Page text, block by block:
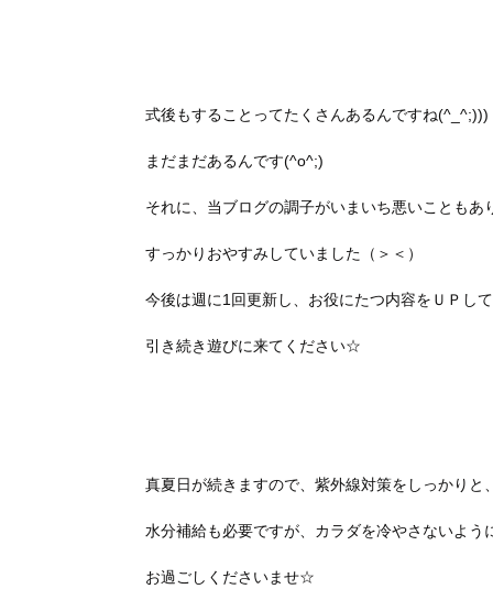
式後もすることってたくさんあるんですね(^_^;)))
まだまだあるんです(^o^;)
それに、当ブログの調子がいまいち悪いこともあ
すっかりおやすみしていました（＞＜）
今後は週に1回更新し、お役にたつ内容をＵＰし
引き続き遊びに来てください☆
真夏日が続きますので、紫外線対策をしっかりと、
水分補給も必要ですが、カラダを冷やさないよう
お過ごしくださいませ☆